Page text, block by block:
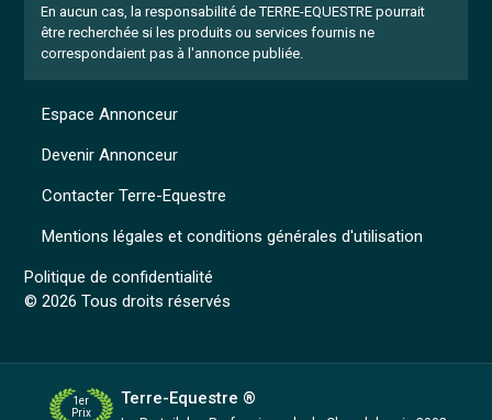
En aucun cas, la responsabilité de TERRE-EQUESTRE pourrait
être recherchée si les produits ou services fournis ne
correspondaient pas à l'annonce publiée.
Mentions légales et conditions générales d'utilisation
Politique de confidentialité
© 2026 Tous droits réservés
Espace Annonceur
Devenir Annonceur
Contacter Terre-Equestre
1er
Prix
Terre-Equestre ®